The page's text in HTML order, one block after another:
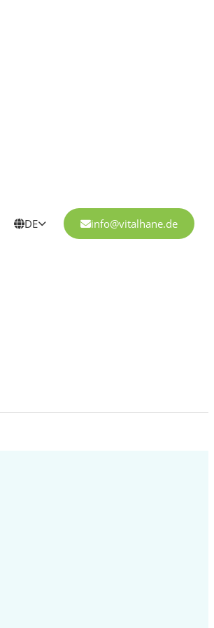
DE info@vitalhane.de